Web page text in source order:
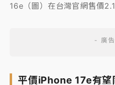
16e（圖）在台灣官網售價
平價iPhone 17e有望